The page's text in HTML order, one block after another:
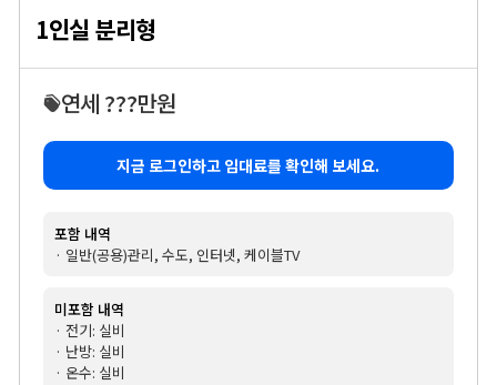
1인실 분리형
연세 ???만원
지금 로그인하고 임대료를 확인해 보세요.
포함 내역
· 일반(공용)관리, 수도, 인터넷, 케이블TV
미포함 내역
· 전기: 실비
· 난방: 실비
· 온수: 실비